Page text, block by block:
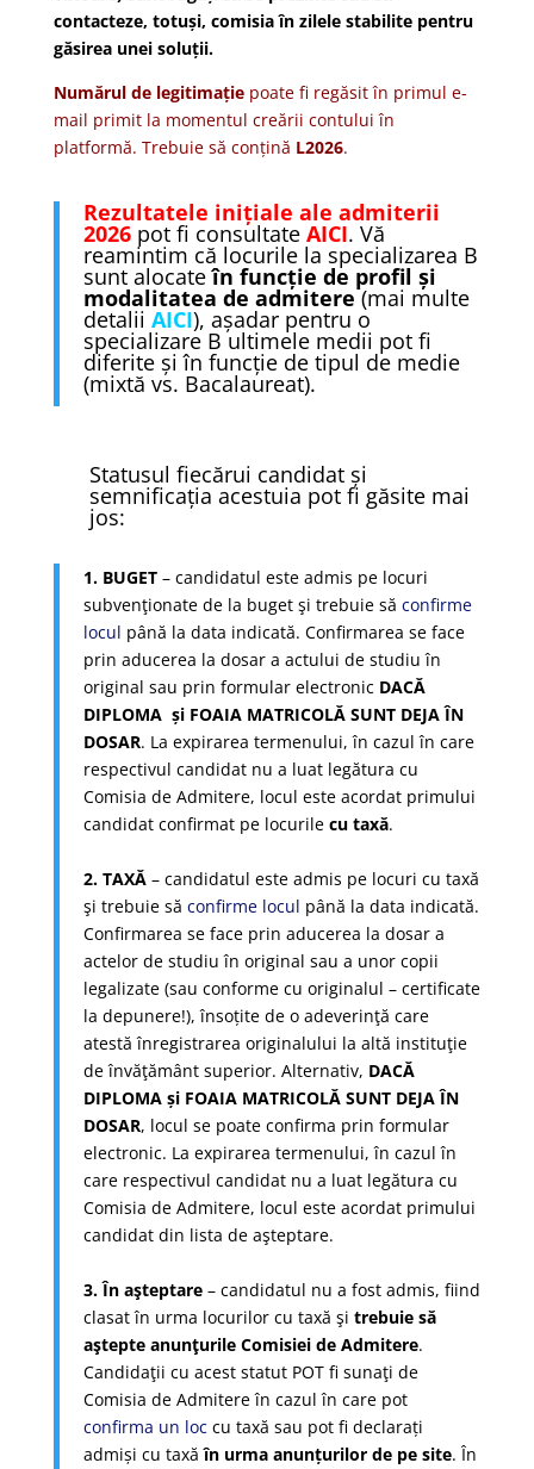
contacteze, totuși, comisia în zilele stabilite pentru
găsirea unei soluții.
Numărul de legitimațiepoate fi regăsit în primul e-
mail primit la momentul creării contului în
platformă. Trebuie să conțină L2026.
Rezultatele inițiale ale admiterii
2026pot fi consultate AICI. Vă
reamintim că locurile la specializarea B
sunt alocateîn funcție de profil și
modalitatea de admitere(mai multe
detalii AICI), așadar pentru o
specializare B ultimele medii pot fi
diferite și în funcție de tipul de medie
(mixtă vs. Bacalaureat).
Statusul fiecărui candidat și
semnificația acestuia pot fi găsite mai
jos:
1. BUGET– candidatul este admis pe locuri
subvenţionate de la buget şi trebuie să confirme
locul până la data indicată. Confirmarea se face
prin aducerea la dosar a actului de studiu în
original sau prin formular electronic DACĂ
DIPLOMA și FOAIA MATRICOLĂ SUNT DEJA ÎN
DOSAR. La expirarea termenului, în cazul în care
respectivul candidat nu a luat legătura cu
Comisia de Admitere, locul este acordat primului
candidat confirmat pe locurile cu taxă.
2. TAXĂ– candidatul este admis pe locuri cu taxă
şi trebuie să confirme locul până la data indicată.
Confirmarea se face prin aducerea la dosara
actelor de studiu în original sau a unor copii
legalizate (sau conforme cu originalul – certificate
la depunere!), însoțite de o adeverinţă care
atestă înregistrarea originalului la altă instituţie
de învăţământ superior. Alternativ, DACĂ
DIPLOMA și FOAIA MATRICOLĂ SUNT DEJA ÎN
DOSAR, locul se poate confirma prin formular
electronic. La expirarea termenului, în cazul în
care respectivul candidat nu a luat legătura cu
Comisia de Admitere, locul este acordat primului
candidat din lista de aşteptare.
3. În aşteptare – candidatul nu a fost admis, fiind
clasat în urma locurilor cu taxă şi trebuie să
aştepte anunţurile Comisiei de Admitere.
Candidaţii cu acest statut POT fi sunaţi de
Comisia de Admitere în cazul în care pot
confirma un loc cu taxă sau pot fi declarați
admiși cu taxă în urma anunțurilor de pe site. În